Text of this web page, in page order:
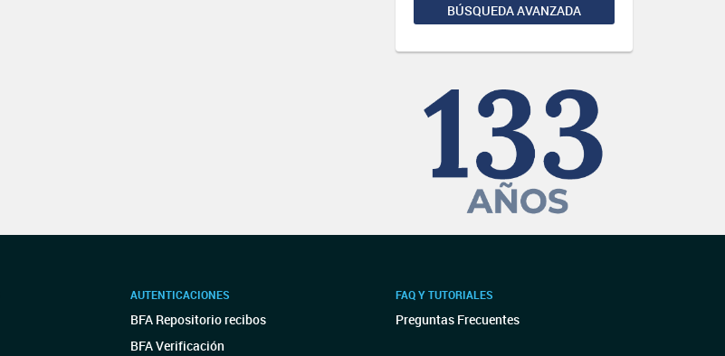
BÚSQUEDA AVANZADA
AUTENTICACIONES
BFA Repositorio recibos
BFA Verificación
FAQ Y TUTORIALES
Preguntas Frecuentes